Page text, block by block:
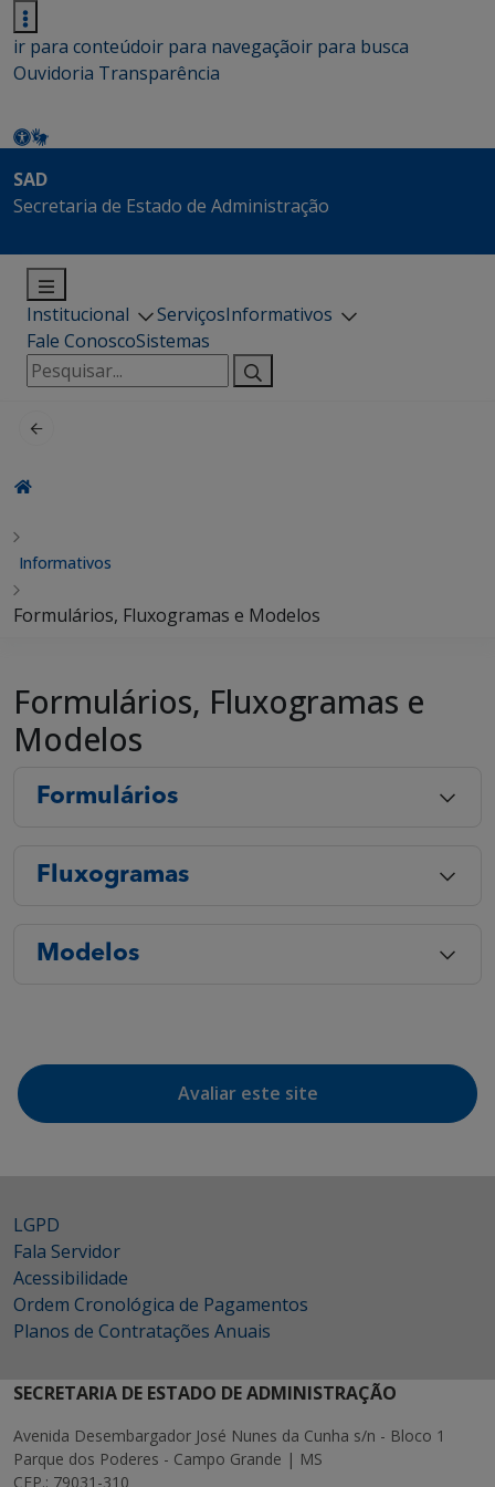
ir para conteúdoir para navegaçãoir para busca
Ouvidoria Transparência
SAD
Secretaria de Estado de Administração
Institucional ServiçosInformativos
Fale ConoscoSistemas
Pesquisar
por:
Informativos
Formulários, Fluxogramas e Modelos
Formulários, Fluxogramas e
Modelos
Formulários
Fluxogramas
Modelos
Avaliar este site
LGPD
Fala Servidor
Acessibilidade
Ordem Cronológica de Pagamentos
Planos de Contratações Anuais
SECRETARIA DE ESTADO DE ADMINISTRAÇÃO
Avenida Desembargador José Nunes da Cunha s/n - Bloco 1
Parque dos Poderes - Campo Grande | MS
CEP.: 79031-310